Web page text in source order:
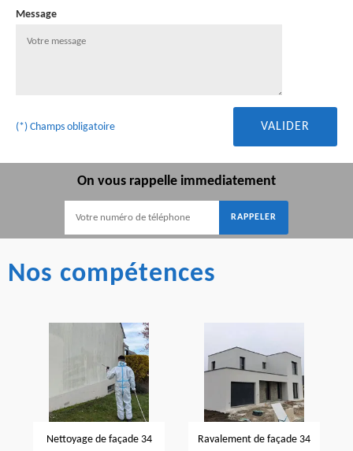
Message
(*) Champs obligatoire
On vous rappelle immediatement
Nos compétences
Nettoyage de façade 34 Ravalement de façade 34